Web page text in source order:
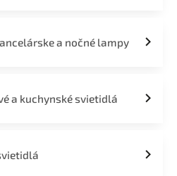
a nočné lampy
a kuchynské svietidlá